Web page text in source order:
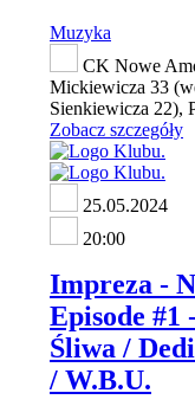
Muzyka
CK Nowe
Mickiewicza 33
Sienkiewicza 22),
Zobacz szczegóły
25.05.2024
20:00
Impreza -
Episode #1
Śliwa /
/ W.B.U.